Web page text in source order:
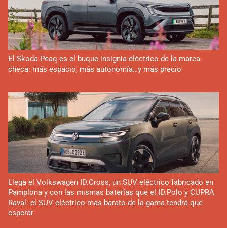
El Skoda Peaq es el buque insignia eléctrico de la marca
checa: más espacio, más autonomía…y más precio
Llega el Volkswagen ID.Cross, un SUV eléctrico fabricado en
Pamplona y con las mismas baterías que el ID.Polo y CUPRA
Raval: el SUV eléctrico más barato de la gama tendrá que
esperar